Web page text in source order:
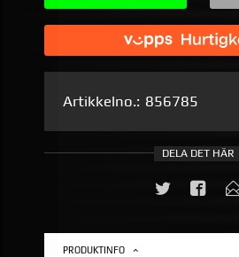
Artikkelno.: 856785
DELA DET HÄR
PRODUKTINFO